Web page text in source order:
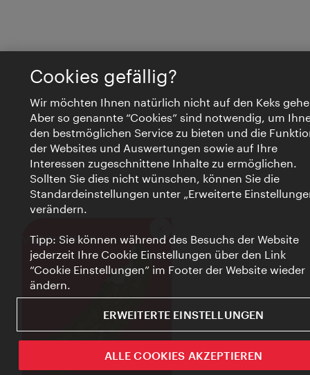
VIENNA BITES Schließen
Cookies gefällig?
Wir möchten Ihnen natürlich nicht auf den Keks
Aber so genannte “Cookies” sind notwendig, um
den bestmöglichen Service zu bieten und die
der Websites und Auswertungen sowie auf Ihre
Interessen zugeschnittene Inhalte zu ermöglichen.
Sollten Sie dies nicht wünschen, können Sie die
Standardeinstellungen unter „Erweiterte
verändern.
Tipp: Sie können während des Besuchs der Website
jederzeit Ihre Cookie Einstellungen über den Link
“Cookie Einstellungen” im Footer der Website wieder
ändern.
ERWEITERTE EINSTELLUNGEN
ALLE COOKIES AKZEPTIEREN